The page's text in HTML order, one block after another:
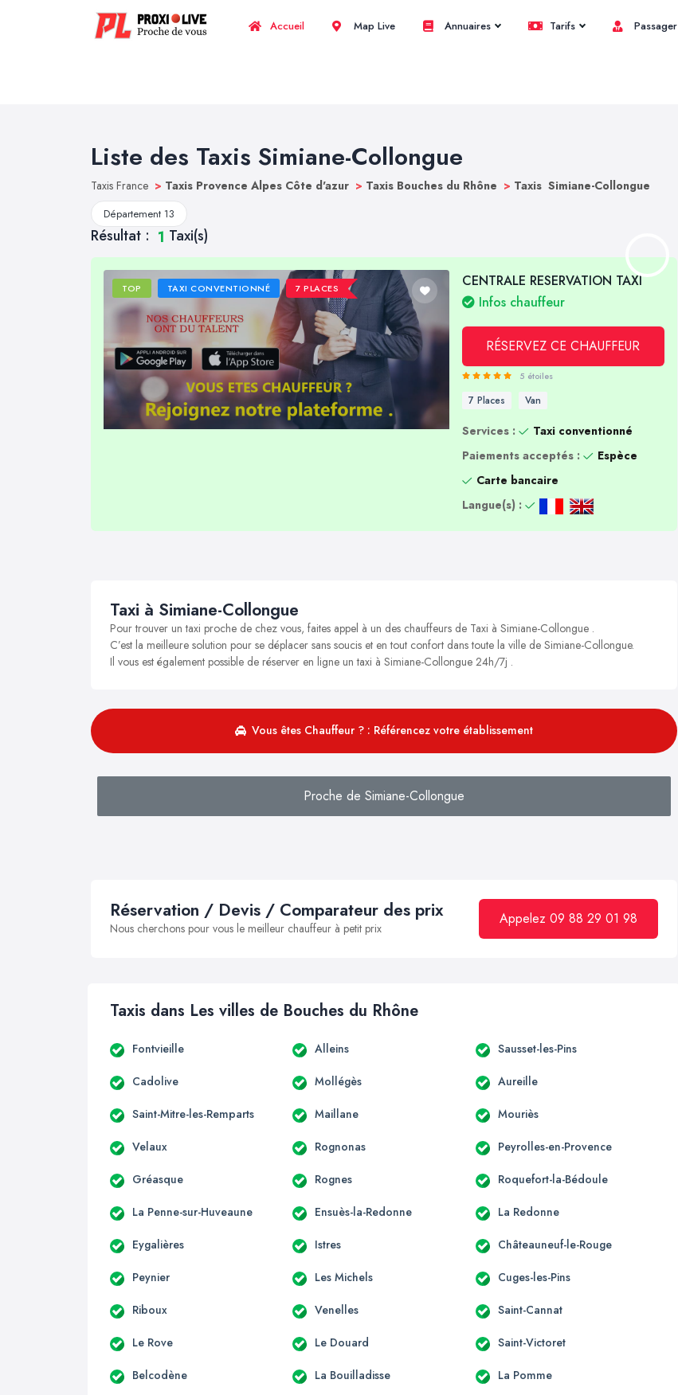
Accueil Map Live Annuaires Tarifs Passager
Liste des Taxis Simiane-Collongue
Taxis France > Taxis Provence Alpes Côte d'azur > Taxis Bouches du Rhône > Taxis Simiane-Collongue
Département 13
Résultat : 1 Taxi(s)
TOP TAXI CONVENTIONNÉ 7 PLACES
CENTRALE RESERVATION TAXI
Infos chauffeur
RÉSERVEZ CE CHAUFFEUR
5 étoiles
7 Places Van
Services :
Taxi conventionné
Paiements acceptés :
Espèce
Carte bancaire
Langue(s) :
Taxi à Simiane-Collongue
Pour trouver un taxi proche de chez vous, faites appel à un des chauffeurs de Taxi à Simiane-Collongue .
C’est la meilleure solution pour se déplacer sans soucis et en tout confort dans toute la ville de Simiane-Collongue.
Il vous est également possible de réserver en ligne un taxi à Simiane-Collongue 24h/7j .
Vous êtes Chauffeur ? : Référencez votre établissement
Proche de Simiane-Collongue
Réservation / Devis / Comparateur des prix
Nous cherchons pour vous le meilleur chauffeur à petit prix
Appelez 09 88 29 01 98
Taxis dans Les villes de Bouches du Rhône
Fontvieille Alleins Sausset-les-Pins
Cadolive Mollégès Aureille
Saint-Mitre-les-Remparts Maillane Mouriès
Velaux Rognonas Peyrolles-en-Provence
Gréasque Rognes Roquefort-la-Bédoule
La Penne-sur-Huveaune Ensuès-la-Redonne La Redonne
Eygalières Istres Châteauneuf-le-Rouge
Peynier Les Michels Cuges-les-Pins
Riboux Venelles Saint-Cannat
Le Rove Le Douard Saint-Victoret
Belcodène La Bouilladisse La Pomme